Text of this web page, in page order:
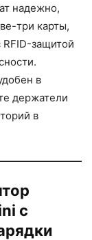
надежно,
три карты,
RFID-защитой
в
держатели
в
с